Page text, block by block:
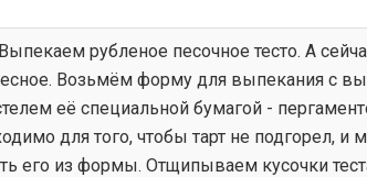
Выпекаем рубленое песочное тесто. А
Возьмём форму для выпекания с
её специальной бумагой -
для того, чтобы тарт не подгорел, и
его из формы. Отщипываем кусочки